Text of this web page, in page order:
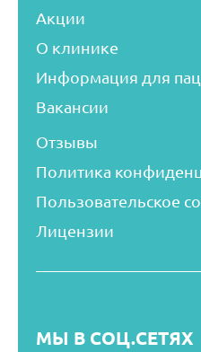
Акции
О клинике
Информация для
Вакансии
Отзывы
Политика
Пользовательское
Лицензии
МЫ В СОЦ.СЕТЯХ